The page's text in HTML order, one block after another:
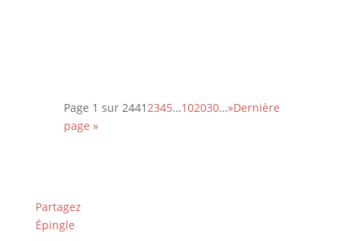
Page 1 sur 24412345…102030…»Dernière
page »
Partagez
Épingle